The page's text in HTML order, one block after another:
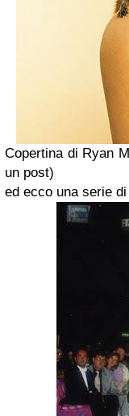
Copertina di Ryan
un post)
ed ecco una serie